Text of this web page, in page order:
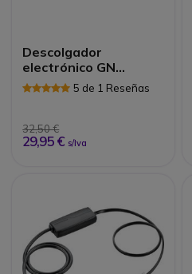
Descolgador
electrónico GN
Netcom tel. Tenovis
5 de 1 Reseñas
32,50 €
29,95 € s/Iva